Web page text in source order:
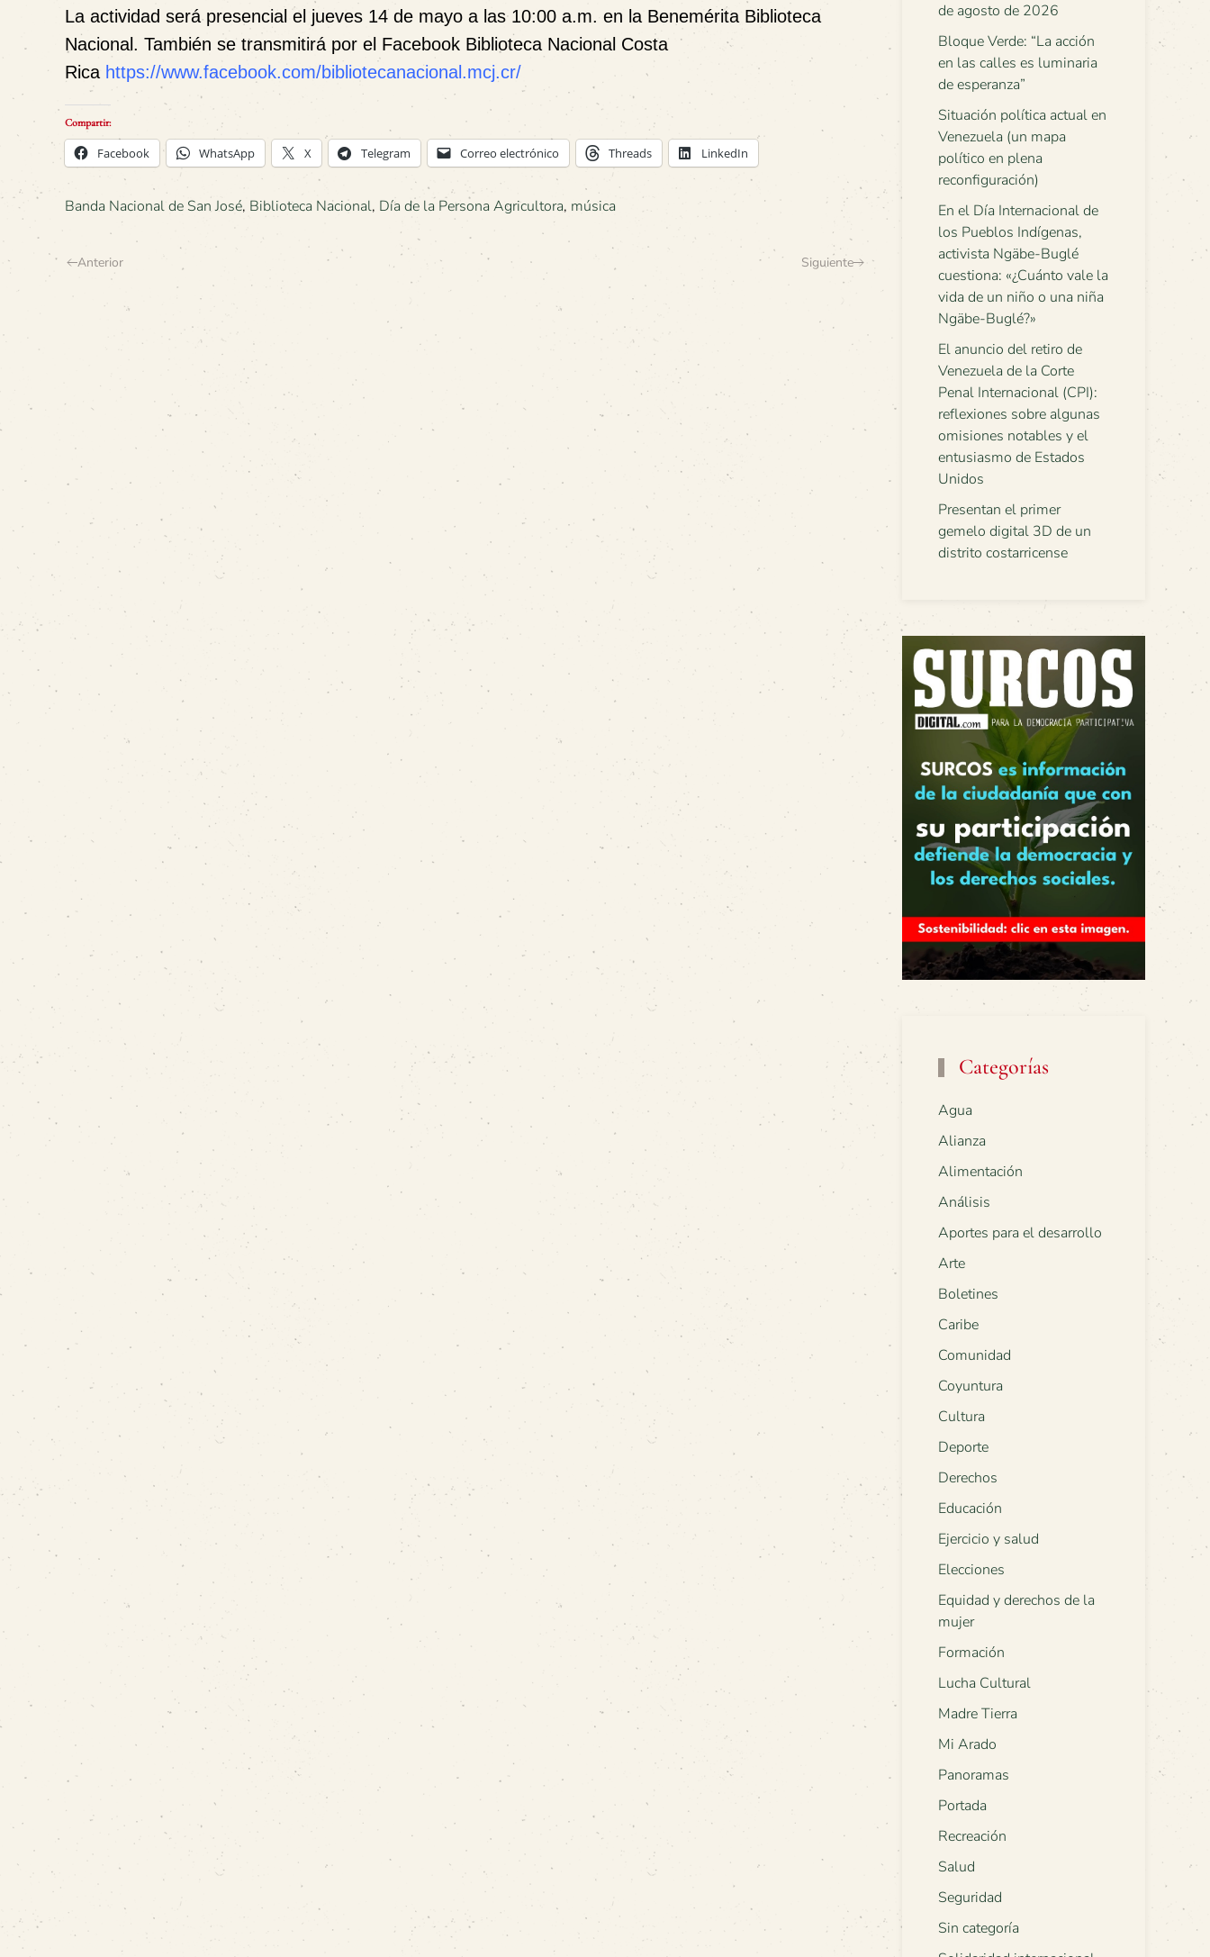
La actividad será presencial el jueves 14 de mayo a las 10:00 a.m. en la Benemérita Biblioteca
Nacional. También se transmitirá por el Facebook Biblioteca Nacional Costa
Rica https://www.facebook.com/bibliotecanacional.mcj.cr/
Compartir:
Facebook WhatsApp X Telegram Correo electrónico Threads LinkedIn
Banda Nacional de San José, Biblioteca Nacional, Día de la Persona Agricultora, música
Anterior Siguiente
de agosto de 2026
Bloque Verde: “La acción
en las calles es luminaria
de esperanza”
Situación política actual en
Venezuela (un mapa
político en plena
reconfiguración)
En el Día Internacional de
los Pueblos Indígenas,
activista Ngäbe-Buglé
cuestiona: «¿Cuánto vale la
vida de un niño o una niña
Ngäbe-Buglé?»
El anuncio del retiro de
Venezuela de la Corte
Penal Internacional (CPI):
reflexiones sobre algunas
omisiones notables y el
entusiasmo de Estados
Unidos
Presentan el primer
gemelo digital 3D de un
distrito costarricense
Categorías
Agua
Alianza
Alimentación
Análisis
Aportes para el desarrollo
Arte
Boletines
Caribe
Comunidad
Coyuntura
Cultura
Deporte
Derechos
Educación
Ejercicio y salud
Elecciones
Equidad y derechos de la
mujer
Formación
Lucha Cultural
Madre Tierra
Mi Arado
Panoramas
Portada
Recreación
Salud
Seguridad
Sin categoría